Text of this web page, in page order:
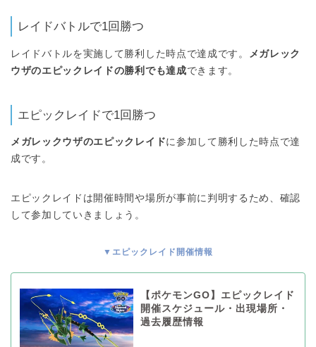
レイドバトルで1回勝つ
レイドバトルを実施して勝利した時点で達成です。
メガレック
ウザのエピックレイドの勝利でも達成できます。
エピックレイドで1回勝つ
メガレックウザのエピックレイドに参加して勝利した時点で達
成です。
エピックレイドは開催時間や場所が事前に判明するため、確認
して参加していきましょう。
▼エピックレイド開催情報
【ポケモンGO】エピックレイド
開催スケジュール・出現場所・
過去履歴情報